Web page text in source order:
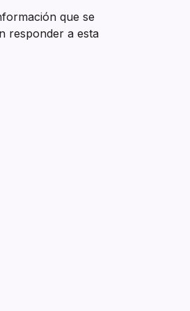
que se
responder a esta